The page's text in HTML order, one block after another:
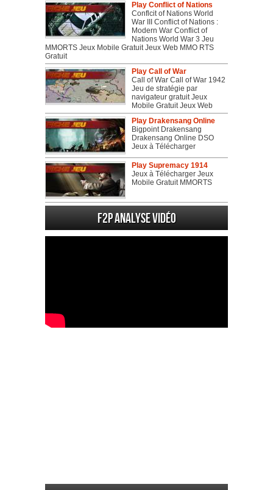
Play Conflict of Nations
Conflcit of Nations World
War III Conflict of Nations :
Modern War Conflict of
Nations World War 3 Jeu
MMORTS Jeux Mobile Gratuit Jeux Web MMO RTS
Gratuit
Play Call of War
Call of War Call of War 1942
Jeu de stratégie par
navigateur gratuit Jeux
Mobile Gratuit Jeux Web
Play Drakensang Online
Bigpoint Drakensang
Drakensang Online DSO
Jeux à Télécharger
Play Supremacy 1914
Jeux à Télécharger Jeux
Mobile Gratuit MMORTS
F2P Analyse vidéo